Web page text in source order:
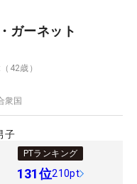
ガーネット
（42歳）
衆国
子
PTランキング
131位210pt